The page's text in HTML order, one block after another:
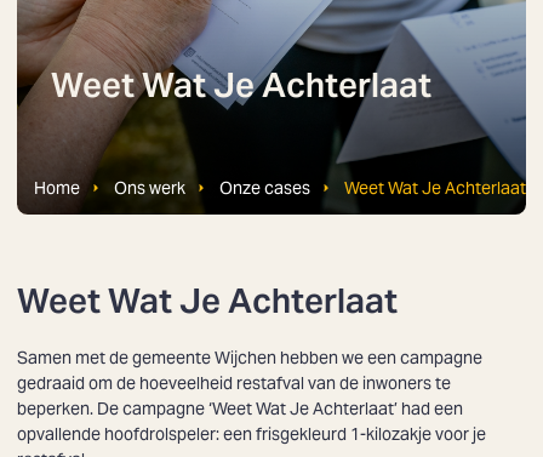
Weet Wat Je Achterlaat
Home Ons werk Onze cases Weet Wat Je Achterlaat
Weet Wat Je Achterlaat
Samen met de gemeente Wijchen hebben we een campagne
gedraaid om de hoeveelheid restafval van de inwoners te
beperken. De campagne ‘Weet Wat Je Achterlaat’ had een
opvallende hoofdrolspeler: een frisgekleurd 1-kilozakje voor je